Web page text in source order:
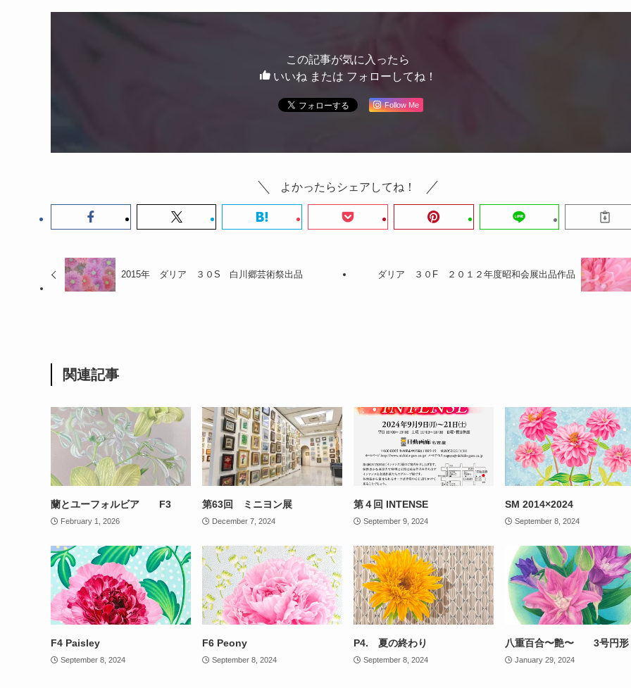
この記事が気に入ったら
いいね または フォローしてね！
Follow Me
よかったらシェアしてね！
2015年 ダリア ３０S 白川郷芸術祭出品 ダリア ３０F ２０１２年度昭和会展出品作品
関連記事
蘭とユーフォルビア F3
February 1, 2026
第63回 ミニヨン展
December 7, 2024
第４回 INTENSE
September 9, 2024
SM 2014×2024
September 8, 2024
F4 Paisley
September 8, 2024
F6 Peony
September 8, 2024
P4. 夏の終わり
September 8, 2024
八重百合〜艶〜 3号円形
January 29, 2024